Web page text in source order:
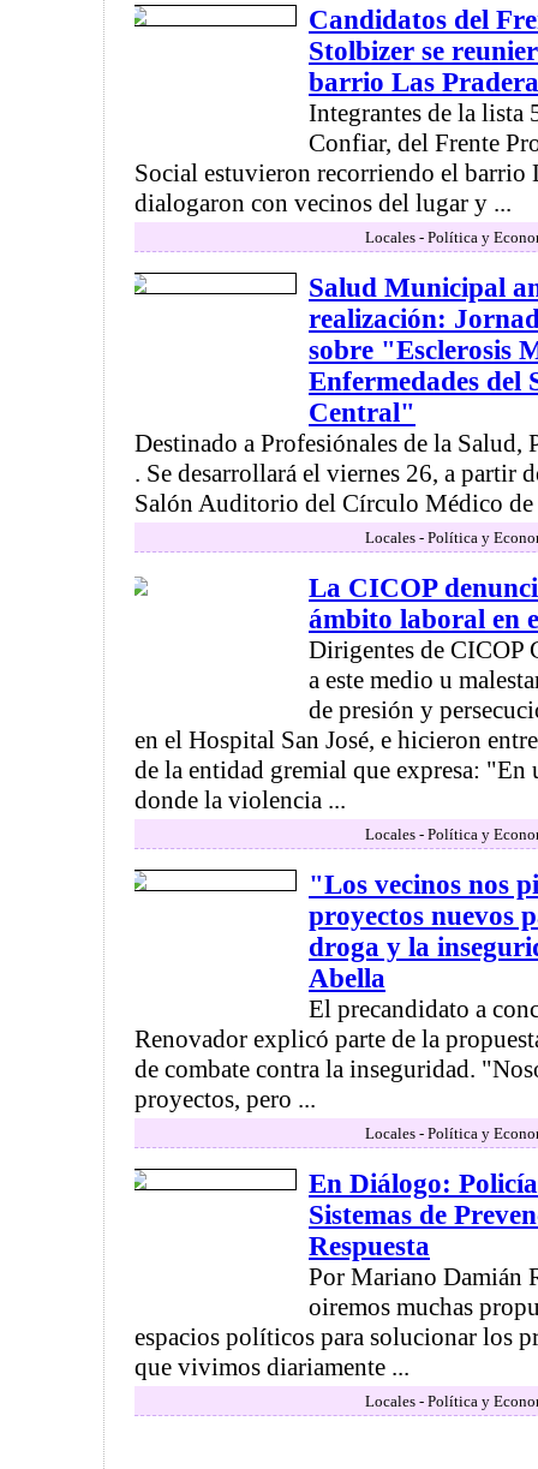
Candidatos del
Stolbizer se
barrio Las
Integrantes de la lista
Confiar, del Frente
Social estuvieron recorriendo el barrio
dialogaron con vecinos del lugar y ...
Locales - Política y
Salud Municipal
realización:
sobre "Esclerosis
Enfermedades del
Central"
Destinado a Profesiónales de la Salud,
. Se desarrollará el viernes 26, a partir
Salón Auditorio del Círculo Médico de
Locales - Política y
La CICOP
ámbito laboral en
Dirigentes de CICOP
a este medio u
de presión y
en el Hospital San José, e hicieron
de la entidad gremial que expresa: "En
donde la violencia ...
Locales - Política y
"Los vecinos nos
proyectos nuevos
droga y la
Abella
El precandidato a
Renovador explicó parte de la
de combate contra la inseguridad.
proyectos, pero ...
Locales - Política y
En Diálogo:
Sistemas de
Respuesta
Por Mariano Damián
oiremos muchas
espacios políticos para solucionar los
que vivimos diariamente ...
Locales - Política y